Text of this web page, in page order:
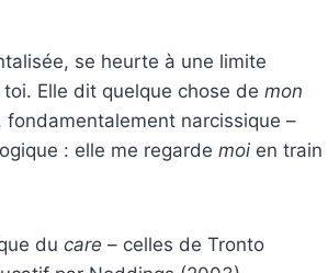
se heurte à une limite
Elle dit quelque chose de mon
narcissique –
: elle me regarde moi en train
du care – celles de Tronto